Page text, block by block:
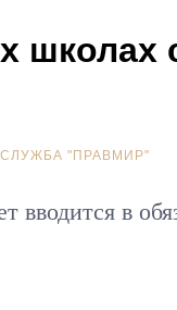
школах
"ПРАВМИР"
вводится в